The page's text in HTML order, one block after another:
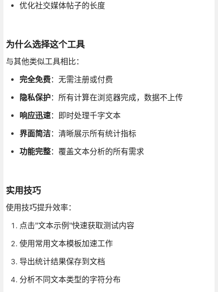
优化社交媒体帖子的长度
为什么选择这个工具
与其他类似工具相比：
完全免费：无需注册或付费
隐私保护：所有计算在浏览器完成，数据不上传
响应迅速：即时处理千字文本
界面简洁：清晰展示所有统计指标
功能完整：覆盖文本分析的所有需求
实用技巧
使用技巧提升效率：
点击"文本示例"快速获取测试内容
使用常用文本模板加速工作
导出统计结果保存到文档
分析不同文本类型的字符分布